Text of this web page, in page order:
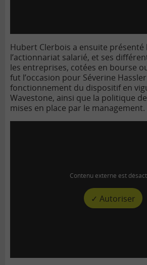
Hubert Clerbois a ensuite présenté
l’actionnariat salarié, et ses
les entreprises, cotées en bourse
fut l’occasion pour Séverine
fonctionnement du dispositif en
Wavestone, ainsi que la politique
mises en place par le management.
Contenu externe est
✓ Autoriser